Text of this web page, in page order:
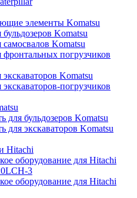
элементы Komatsu
Komatsu
Komatsu
погрузчиков
Komatsu
погрузчиков
для бульдозеров Komatsu
для экскаваторов Komatsu
Hitachi
оборудование для Hitachi
3
оборудование для Hitachi